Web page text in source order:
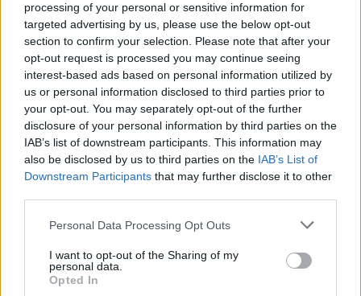
processing of your personal or sensitive information for
targeted advertising by us, please use the below opt-out
section to confirm your selection. Please note that after your
opt-out request is processed you may continue seeing
interest-based ads based on personal information utilized by
us or personal information disclosed to third parties prior to
your opt-out. You may separately opt-out of the further
disclosure of your personal information by third parties on the
IAB’s list of downstream participants. This information may
also be disclosed by us to third parties on the IAB’s List of
Downstream Participants that may further disclose it to other
Please note that this website/app uses one or more Google
not limited to your visit or usage behaviour. You may click to
grant or deny consent to Google and its third-party tags to
use your data for below specified purposes in below Google
Personal Data Processing Opt Outs
I want to opt-out of the Sharing of my
personal data.
Opted In
SCI ALPINISMO
Come pianificare gite di sci alpinismo leggendo il
bollettino
Marco Tessari · 7 Ago 2026